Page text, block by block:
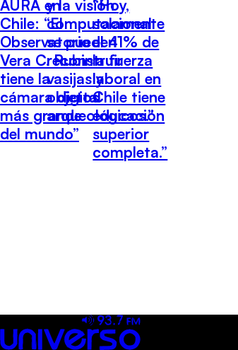
AURA en
Chile: “El
Observatorio
Vera C. Rubin
tiene la
cámara digital
más grande
del mundo”
y la visión
computacional
se pueden
reconstruir
vasijas y
objetos
arqueológicos.”
“Hoy,
solamente
el 41% de
la fuerza
laboral en
Chile tiene
educación
superior
completa.”